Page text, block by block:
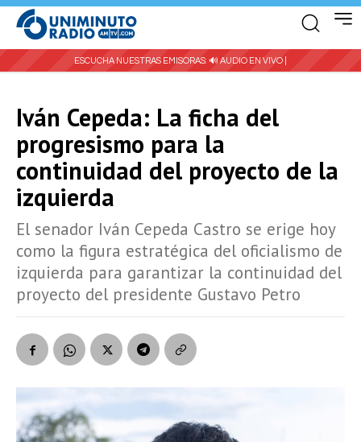
ESCUCHA NUESTRAS EMISORAS: 🔊 AUDIO EN VIVO |
Iván Cepeda: La ficha del
progresismo para la
continuidad del proyecto de la
izquierda
El senador Iván Cepeda Castro se erige hoy
como la figura estratégica del oficialismo de
izquierda para garantizar la continuidad del
proyecto del presidente Gustavo Petro